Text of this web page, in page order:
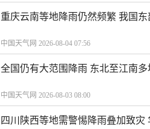
重庆云南等地降雨仍然频繁 我国
中国天气网 2026-08-04 07:56
全国仍有大范围降雨 东北至江南
中国天气网 2026-08-03 08:00
四川陕西等地需警惕降雨叠加致